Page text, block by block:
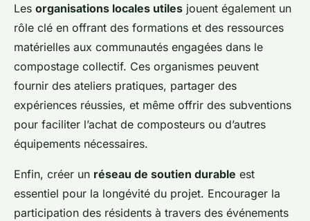
Les organisations locales utiles jouent également un
rôle clé en offrant des formations et des ressources
matérielles aux communautés engagées dans le
compostage collectif. Ces organismes peuvent
fournir des ateliers pratiques, partager des
expériences réussies, et même offrir des subventions
pour faciliter l’achat de composteurs ou d’autres
équipements nécessaires.
Enfin, créer un réseau de soutien durable est
essentiel pour la longévité du projet. Encourager la
participation des résidents à travers des événements